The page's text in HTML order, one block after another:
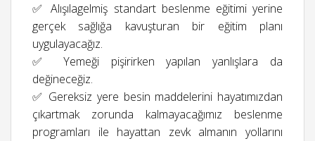
✅ Alışılagelmiş standart beslenme eğitimi yerine
gerçek sağlığa kavuşturan bir eğitim planı
uygulayacağız.
✅ Yemeği pişirirken yapılan yanlışlara da
değineceğiz.
✅ Gereksiz yere besin maddelerini hayatımızdan
çıkartmak zorunda kalmayacağımız beslenme
programları ile hayattan zevk almanın yollarını